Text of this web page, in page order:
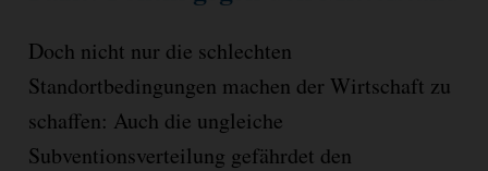
Doch nicht nur die schlechten
Standortbedingungen machen der Wirtschaft zu
schaffen: Auch die ungleiche
Subventionsverteilung gefährdet den